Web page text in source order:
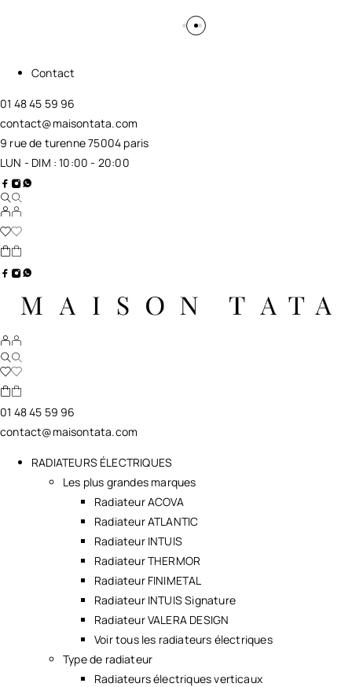
Contact
01 48 45 59 96
contact@maisontata.com
9 rue de turenne 75004 paris
LUN - DIM : 10:00 - 20:00
01 48 45 59 96
contact@maisontata.com
RADIATEURS ÉLECTRIQUES
Les plus grandes marques
Radiateur ACOVA
Radiateur ATLANTIC
Radiateur INTUIS
Radiateur THERMOR
Radiateur FINIMETAL
Radiateur INTUIS Signature
Radiateur VALERA DESIGN
Voir tous les radiateurs électriques
Type de radiateur
Radiateurs électriques verticaux